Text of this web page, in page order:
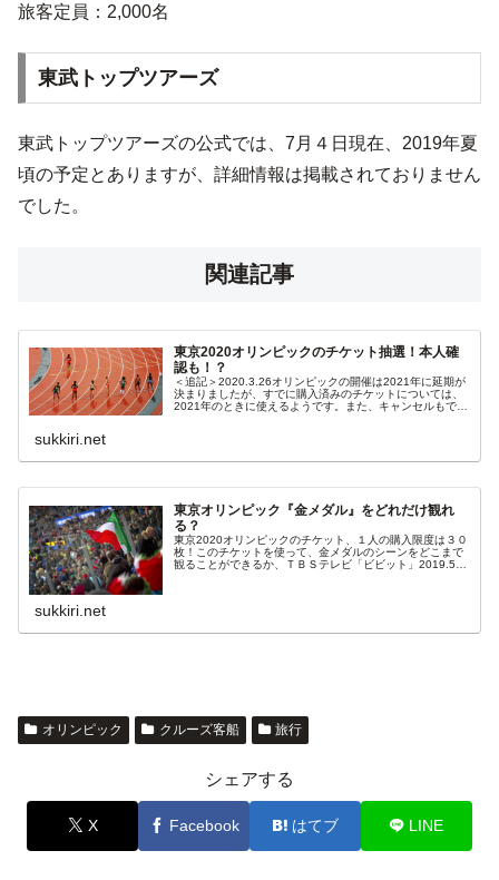
旅客定員：2,000名
東武トップツアーズ
東武トップツアーズの公式では、7月４日現在、2019年夏
頃の予定とありますが、詳細情報は掲載されておりません
でした。
関連記事
東京2020オリンピックのチケット抽選！本人確
認も！？
＜追記＞2020.3.26オリンピックの開催は2021年に延期が
決まりましたが、すでに購入済みのチケットについては、
2021年のときに使えるようです。また、キャンセルもでき
sukkiri.net
東京オリンピック『金メダル』をどれだけ観れ
る？
東京2020オリンピックのチケット、１人の購入限度は３０
枚！このチケットを使って、金メダルのシーンをどこまで
観ることができるか、ＴＢＳテレビ「ビビット」2019.5.8
sukkiri.net
オリンピック クルーズ客船 旅行
シェアする
X Facebook はてブ LINE